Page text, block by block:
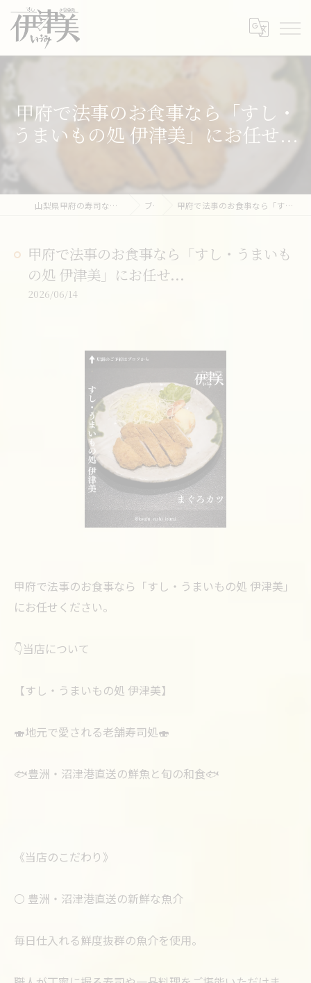
甲府で法事のお食事なら「すし・
うまいもの処 伊津美」にお任せ...
山梨県甲府の寿司ならすし・うまいもの処 伊津美 ブログ 甲府で法事のお食事なら「すし・うまいもの処 伊津美」にお任せ...
甲府で法事のお食事なら「すし・うまいも
の処 伊津美」にお任せ...
2026/06/14
甲府で法事のお食事なら「すし・うまいもの処 伊津美」
にお任せください。
👇当店について
【すし・うまいもの処 伊津美】
🍣地元で愛される老舗寿司処🍣
🐟豊洲・沼津港直送の鮮魚と旬の和食🐟
《当店のこだわり》
⚪️ 豊洲・沼津港直送の新鮮な魚介
毎日仕入れる鮮度抜群の魚介を使用。